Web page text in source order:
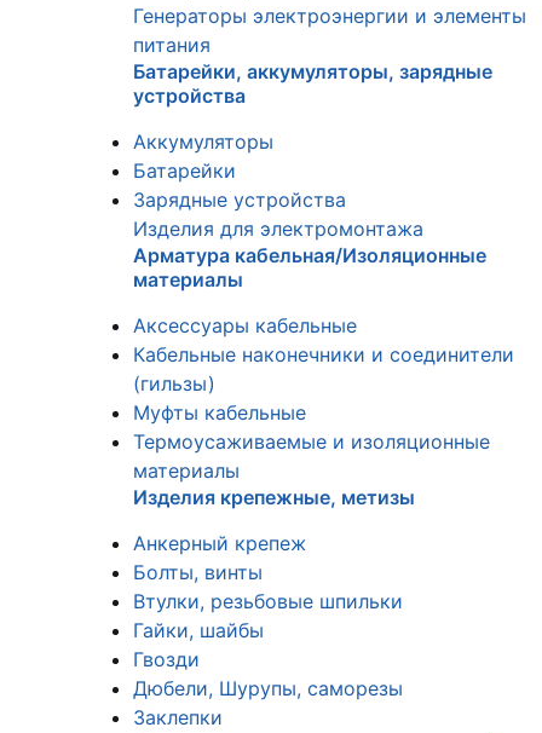
Генераторы электроэнергии и элементы
питания
Батарейки, аккумуляторы, зарядные
устройства
Аккумуляторы
Батарейки
Зарядные устройства
Изделия для электромонтажа
Арматура кабельная/Изоляционные
материалы
Аксессуары кабельные
Кабельные наконечники и соединители
(гильзы)
Муфты кабельные
Термоусаживаемые и изоляционные
материалы
Изделия крепежные, метизы
Анкерный крепеж
Болты, винты
Втулки, резьбовые шпильки
Гайки, шайбы
Гвозди
Дюбели, Шурупы, саморезы
Заклепки